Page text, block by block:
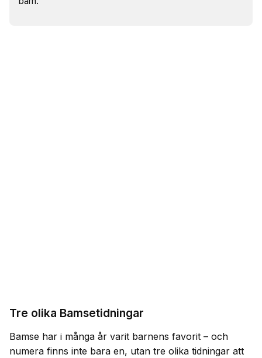
Tre olika Bamsetidningar
Bamse har i många år varit barnens favorit – och
numera finns inte bara en, utan tre olika tidningar att